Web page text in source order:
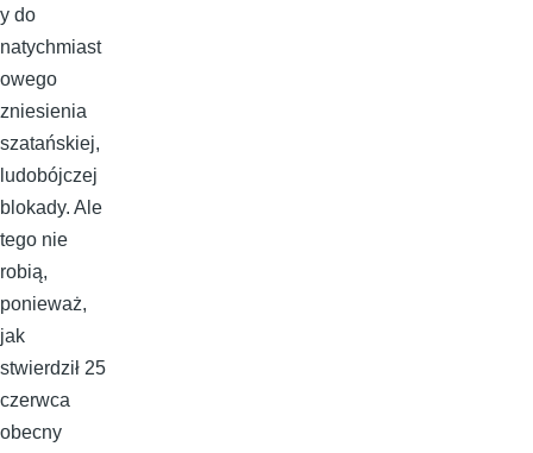
y do
natychmiast
owego
zniesienia
szatańskiej,
ludobójczej
blokady. Ale
tego nie
robią,
ponieważ,
jak
stwierdził 25
czerwca
obecny